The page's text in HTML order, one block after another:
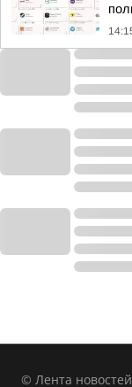
© Лента